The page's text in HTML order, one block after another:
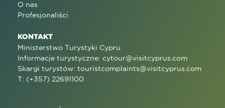
O nas
Profesjonaliści
KONTAKT
Ministerstwo Turystyki Cypru
Informacje turystyczne: cytour@visitcyprus.com
Skargi turystów: touristcomplaints@visitcyprus.com
T: (+357) 22691100